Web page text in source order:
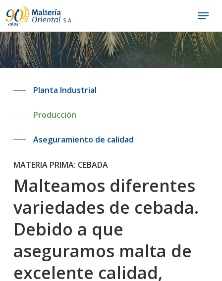
to
main
content
Menu
Planta Industrial
Producción
Aseguramiento de calidad
MATERIA PRIMA: CEBADA
Malteamos diferentes
variedades de cebada.
Debido a que
aseguramos malta de
excelente calidad,